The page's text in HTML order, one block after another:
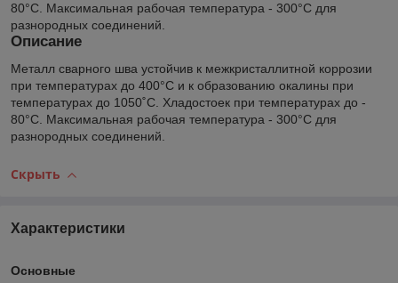
80°С. Максимальная рабочая температура - 300°С для
разнородных соединений.
Описание
Металл сварного шва устойчив к межкристаллитной коррозии
при температурах до 400°С и к образованию окалины при
температурах до 1050˚С. Хладостоек при температурах до -
80°С. Максимальная рабочая температура - 300°С для
разнородных соединений.
Скрыть
Характеристики
Основные